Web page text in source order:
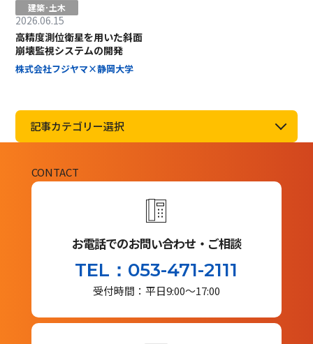
建築･土木
2026.06.15
高精度測位衛星を用いた斜面
崩壊監視システムの開発
株式会社フジヤマ×静岡大学
記事カテゴリー選択
CONTACT
お電話でのお問い合わせ・ご相談
TEL：053-471-2111
受付時間：平日9:00～17:00